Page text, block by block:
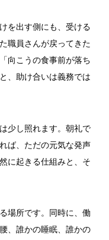
を出す側にも、受ける
職員さんが戻ってきた
向こうの食事前が落ち
、助け合いは義務では
少し照れます。朝礼で
ば、ただの元気な発声
に起きる仕組みと、そ
場所です。同時に、働
、誰かの睡眠、誰かの